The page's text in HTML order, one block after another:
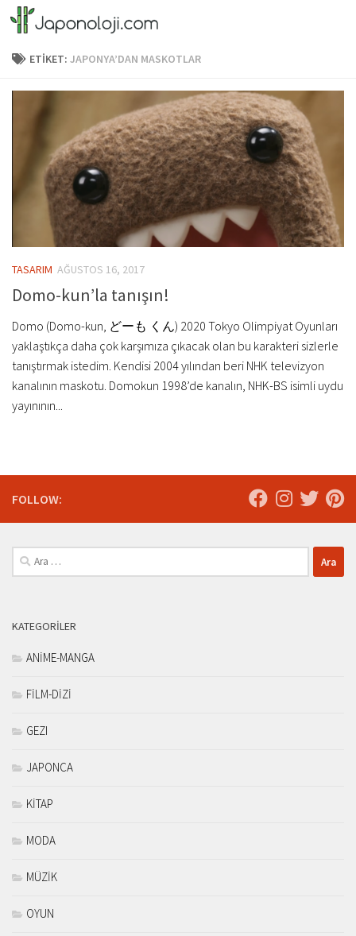
Skip to content
ETIKET: JAPONYA’DAN MASKOTLAR
TASARIM AĞUSTOS 16, 2017
Domo-kun’la tanışın!
Domo (Domo-kun, どーも くん) 2020 Tokyo Olimpiyat Oyunları
yaklaştıkça daha çok karşımıza çıkacak olan bu karakteri sizlerle
tanıştırmak istedim. Kendisi 2004 yılından beri NHK televizyon
kanalının maskotu. Domokun 1998’de kanalın, NHK-BS isimli uydu
yayınının...
FOLLOW:
Arama:
KATEGORILER
ANİME-MANGA
FİLM-DİZİ
GEZI
JAPONCA
KİTAP
MODA
MÜZİK
OYUN